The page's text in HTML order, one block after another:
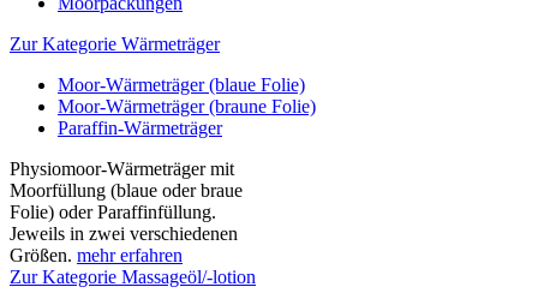
Zur Kategorie Wärmeträger
Moor-Wärmeträger (blaue Folie)
Moor-Wärmeträger (braune Folie)
Paraffin-Wärmeträger
Physiomoor-Wärmeträger mit
Moorfüllung (blaue oder braue
Folie) oder Paraffinfüllung.
Jeweils in zwei verschiedenen
Größen. mehr erfahren
Zur Kategorie Massageöl/-lotion